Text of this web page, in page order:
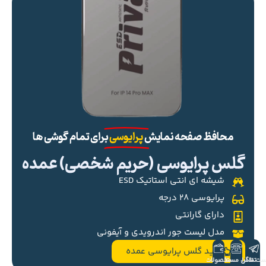
محافظ صفحه نمایشپرایوسیبرای تمام گوشی ها
گلس پرایوسی (حریم شخصی) عمده
شیشه ای انتی استاتیک ESD
پرایوسی ۲۸ درجه
دارای گارانتی
مدل لیست جور اندرویدی و آیفونی
خرید گلس پرایوسی عمده
تلگرام
تماس مستقیم
محصولات